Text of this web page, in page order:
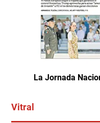
La Jornada
Vitral